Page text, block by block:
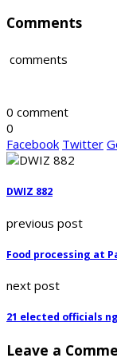
Comments
comments
0 comment
0
Facebook Twitter
DWIZ 882
previous post
Food processing at
next post
21 elected officials
Leave a